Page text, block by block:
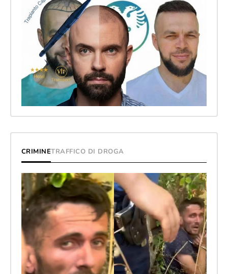
CRIMINETRAFFICO DI DROGA